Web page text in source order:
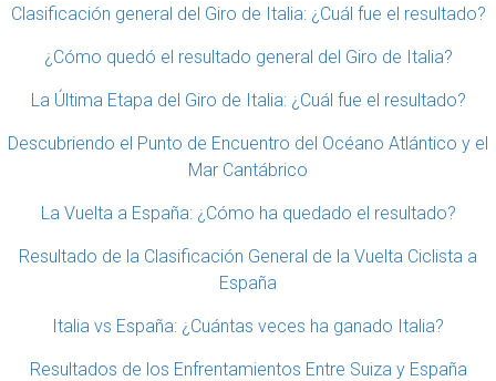
Clasificación general del Giro de Italia: ¿Cuál fue el resultado?
¿Cómo quedó el resultado general del Giro de Italia?
La Última Etapa del Giro de Italia: ¿Cuál fue el resultado?
Descubriendo el Punto de Encuentro del Océano Atlántico y el
Mar Cantábrico
La Vuelta a España: ¿Cómo ha quedado el resultado?
Resultado de la Clasificación General de la Vuelta Ciclista a
España
Italia vs España: ¿Cuántas veces ha ganado Italia?
Resultados de los Enfrentamientos Entre Suiza y España